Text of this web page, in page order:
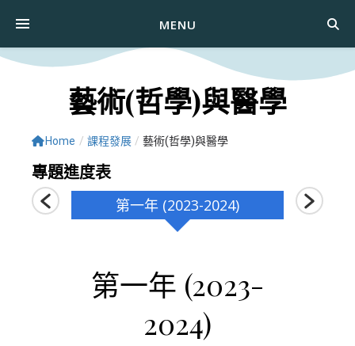
MENU
藝術(哲學)與醫學
Home / 課程發展 / 藝術(哲學)與醫學
專題進度表
第一年 (2023-2024)
第一年 (2023-
2024)